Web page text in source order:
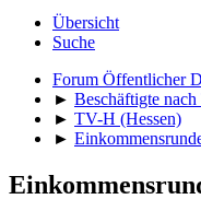
Übersicht
Suche
Forum Öffentlicher
► Beschäftigte
► TV-H (Hessen)
►